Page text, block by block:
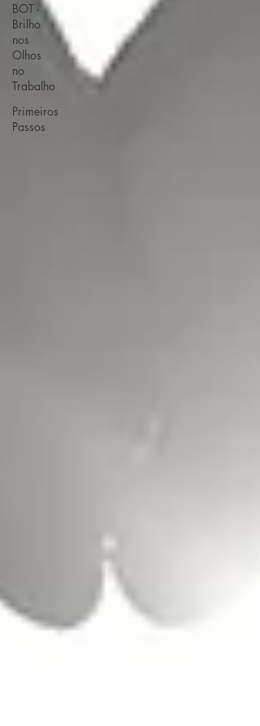
BOT -
Brilho
nos
Olhos
no
Trabalho
Primeiros
Passos